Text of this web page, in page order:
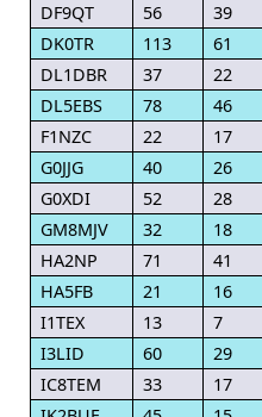
DF9QT
56 39
DK0TR
113 61
DL1DBR
37 22
DL5EBS
78 46
F1NZC
22 17
G0JJG
40 26
G0XDI
52 28
GM8MJV
32 18
HA2NP
71 41
HA5FB
21 16
I1TEX
13 7
I3LID
60 29
IC8TEM
33 17